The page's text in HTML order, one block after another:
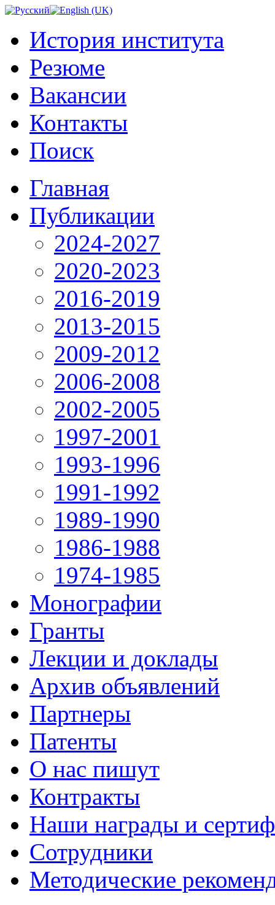
История института
Резюме
Вакансии
Контакты
Поиск
Главная
Публикации
2024-2027
2020-2023
2016-2019
2013-2015
2009-2012
2006-2008
2002-2005
1997-2001
1993-1996
1991-1992
1989-1990
1986-1988
1974-1985
Монографии
Гранты
Лекции и доклады
Архив объявлений
Партнеры
Патенты
О нас пишут
Контракты
Наши награды и
Сотрудники
Методические